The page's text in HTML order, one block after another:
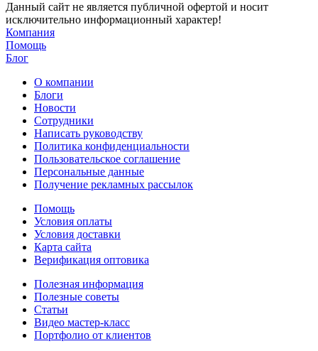
Данный сайт не является публичной офертой и носит
исключительно информационный характер!
Компания
Помощь
Блог
О компании
Блоги
Новости
Сотрудники
Написать руководству
Политика конфиденциальности
Пользовательское соглашение
Персональные данные
Получение рекламных рассылок
Помощь
Условия оплаты
Условия доставки
Карта сайта
Верификация оптовика
Полезная информация
Полезные советы
Статьи
Видео мастер-класс
Портфолио от клиентов